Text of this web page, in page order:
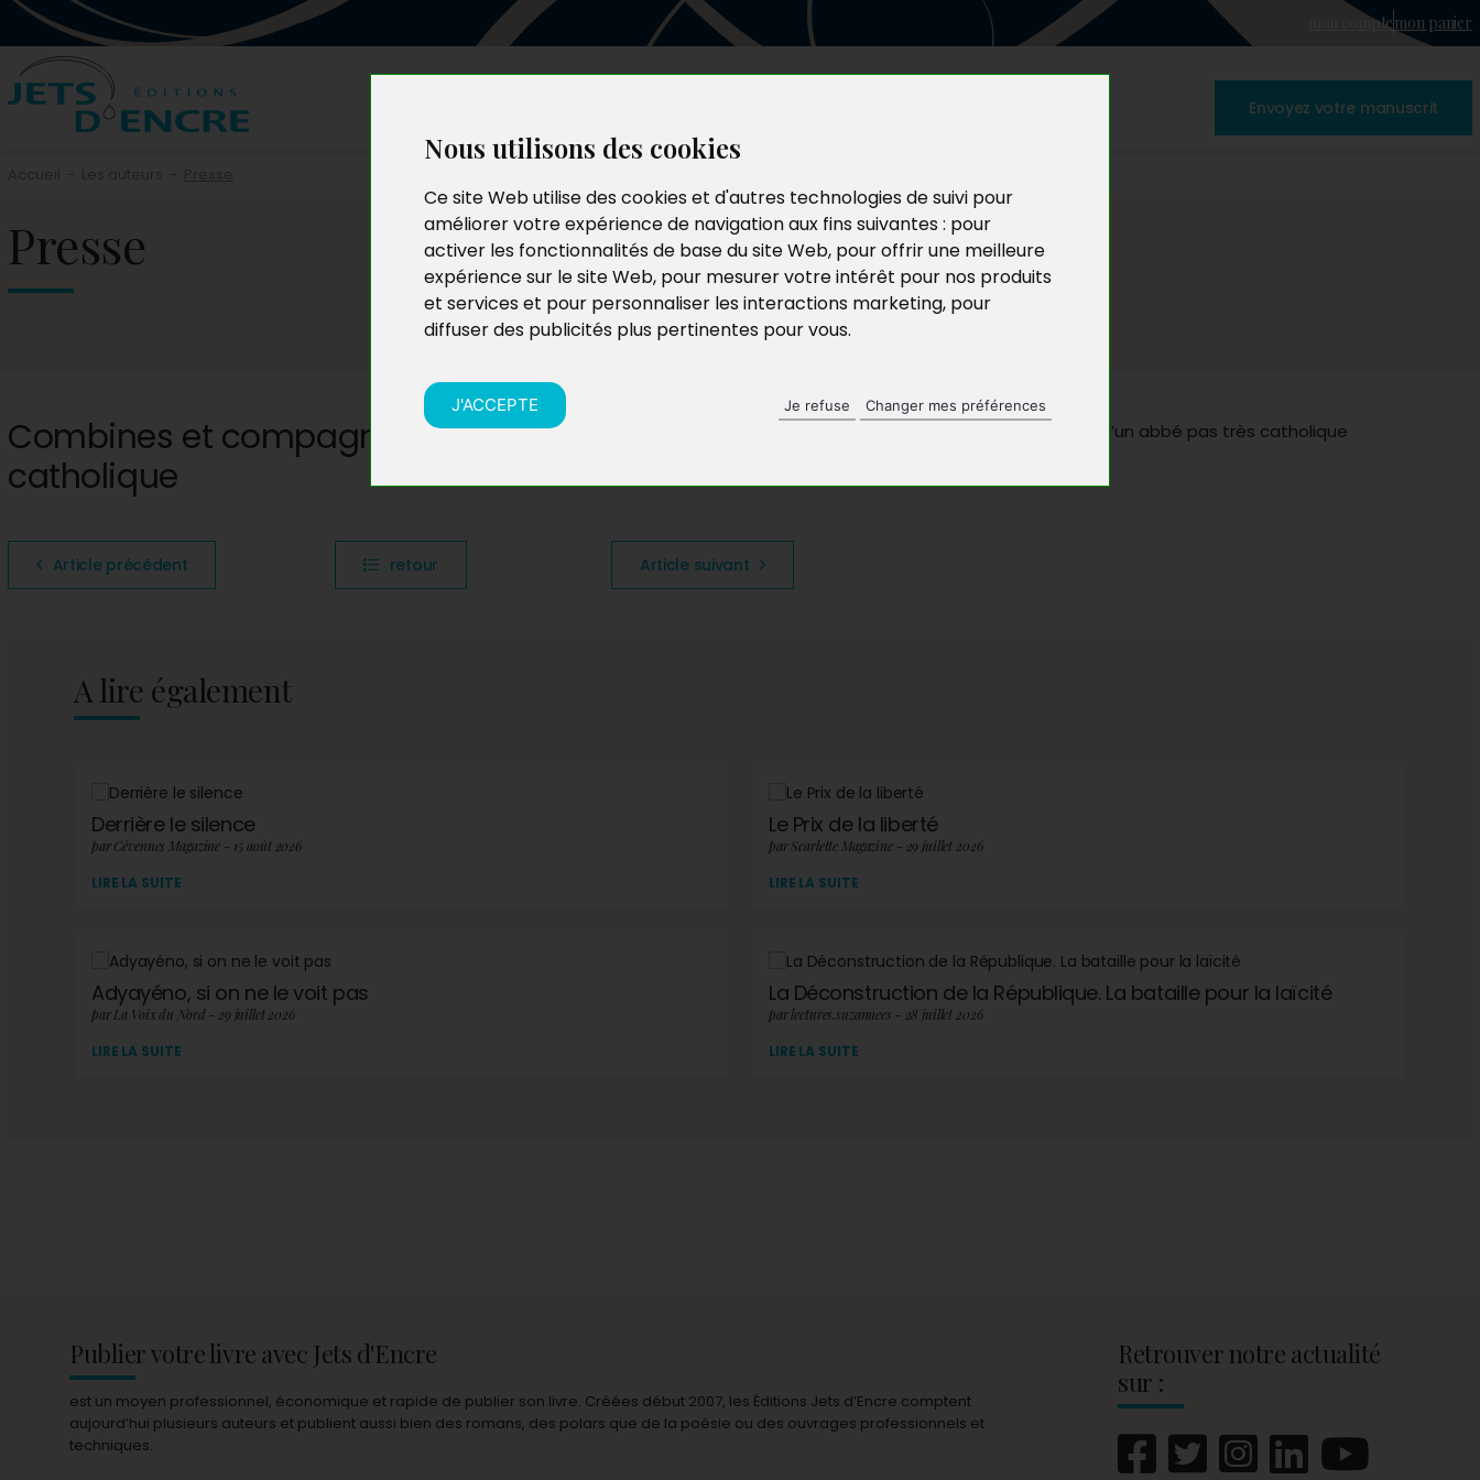
Nous utilisons des cookies
Ce site Web utilise des cookies et d'autres technologies de suivi pour
améliorer votre expérience de navigation aux fins suivantes : pour
activer les fonctionnalités de base du site Web, pour offrir une meilleure
expérience sur le site Web, pour mesurer votre intérêt pour nos produits
et services et pour personnaliser les interactions marketing, pour
diffuser des publicités plus pertinentes pour vous.
J'ACCEPTE Je refuse Changer mes préférences
mon comptemon panier
Envoyez votre manuscrit
Presse
Combines et compagnie d’un abbé pas très
catholique
Article précédent retour Article suivant
A lire également
Derrière le silence
par Cévennes Magazine - 15 août 2026
LIRE LA SUITE
Le Prix de la liberté
par Scarlette Magazine - 29 juillet 2026
LIRE LA SUITE
Adyayéno, si on ne le voit pas
par La Voix du Nord - 29 juillet 2026
LIRE LA SUITE
La Déconstruction de la République. La bataille pour la laïcité
par lectures.suzannees - 28 juillet 2026
LIRE LA SUITE
Publier votre livre avec Jets d'Encre
est un moyen professionnel, économique et rapide de publier son livre. Créées début 2007, les Éditions Jets d’Encre comptent
aujourd’hui plusieurs auteurs et publient aussi bien des romans, des polars que de la poésie ou des ouvrages professionnels et
techniques.
Retrouver notre actualité
sur :